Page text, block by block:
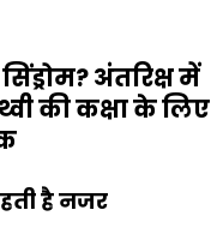
अंतरिक्ष में
की कक्षा के लिए
है नजर